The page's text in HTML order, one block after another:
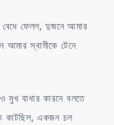
ফেলল, দুজনে আমার
আমার স্বামীকে টেনে
মুখ বাধার কারনে বলতে
কাটছিল, একজন চল